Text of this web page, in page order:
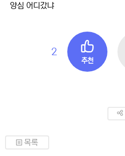
양심 어디갔냐
2
추천
목록